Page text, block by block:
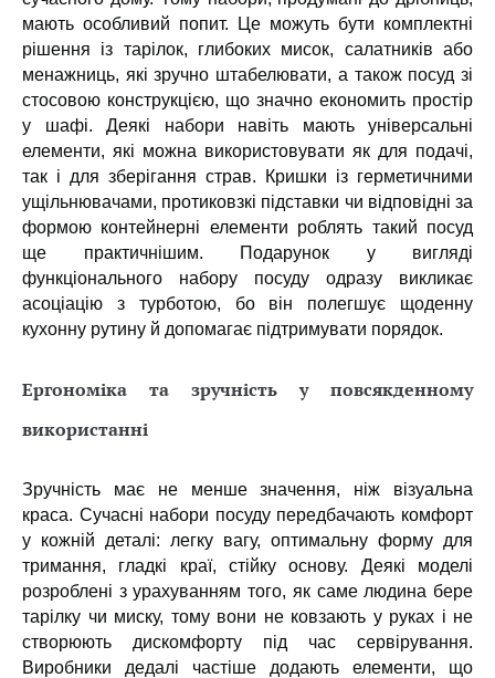
мають особливий попит. Це можуть бути комплектні
рішення із тарілок, глибоких мисок, салатників або
менажниць, які зручно штабелювати, а також посуд зі
стосовою конструкцією, що значно економить простір
у шафі. Деякі набори навіть мають універсальні
елементи, які можна використовувати як для подачі,
так і для зберігання страв. Кришки із герметичними
ущільнювачами, протиковзкі підставки чи відповідні за
формою контейнерні елементи роблять такий посуд
ще практичнішим. Подарунок у вигляді
функціонального набору посуду одразу викликає
асоціацію з турботою, бо він полегшує щоденну
кухонну рутину й допомагає підтримувати порядок.
Ергономіка та зручність у повсякденному
використанні
Зручність має не менше значення, ніж візуальна
краса. Сучасні набори посуду передбачають комфорт
у кожній деталі: легку вагу, оптимальну форму для
тримання, гладкі краї, стійку основу. Деякі моделі
розроблені з урахуванням того, як саме людина бере
тарілку чи миску, тому вони не ковзають у руках і не
створюють дискомфорту під час сервірування.
Виробники дедалі частіше додають елементи, що